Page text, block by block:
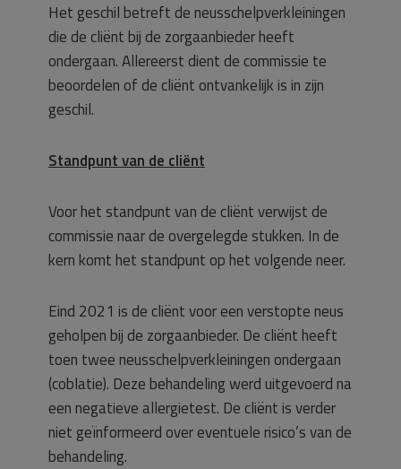
Het geschil betreft de neusschelpverkleiningen
die de cliënt bij de zorgaanbieder heeft
ondergaan. Allereerst dient de commissie te
beoordelen of de cliënt ontvankelijk is in zijn
geschil.
Standpunt van de cliënt
Voor het standpunt van de cliënt verwijst de
commissie naar de overgelegde stukken. In de
kern komt het standpunt op het volgende neer.
Eind 2021 is de cliënt voor een verstopte neus
geholpen bij de zorgaanbieder. De cliënt heeft
toen twee neusschelpverkleiningen ondergaan
(coblatie). Deze behandeling werd uitgevoerd na
een negatieve allergietest. De cliënt is verder
niet geïnformeerd over eventuele risico’s van de
behandeling.